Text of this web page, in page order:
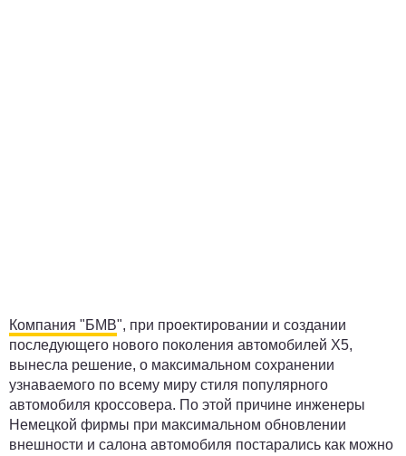
Компания "БМВ", при проектировании и создании
последующего нового поколения автомобилей Х5,
вынесла решение, о максимальном сохранении
узнаваемого по всему миру стиля популярного
автомобиля кроссовера. По этой причине инженеры
Немецкой фирмы при максимальном обновлении
внешности и салона автомобиля постарались как можно